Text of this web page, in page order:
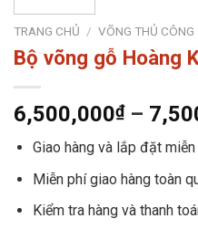
TRANG CHỦ / VÕNG THỦ CÔNG
Bộ võng gỗ Hoàng
6,500,000₫–
Giao hàng và lắp đặt
Miễn phí giao hàng toàn
Kiểm tra hàng và thanh